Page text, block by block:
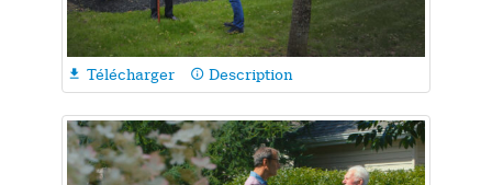
 Télécharger info_outline Description